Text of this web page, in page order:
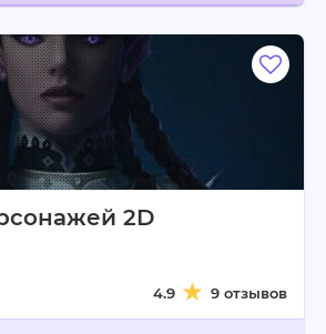
2D
4.9 9 отзывов